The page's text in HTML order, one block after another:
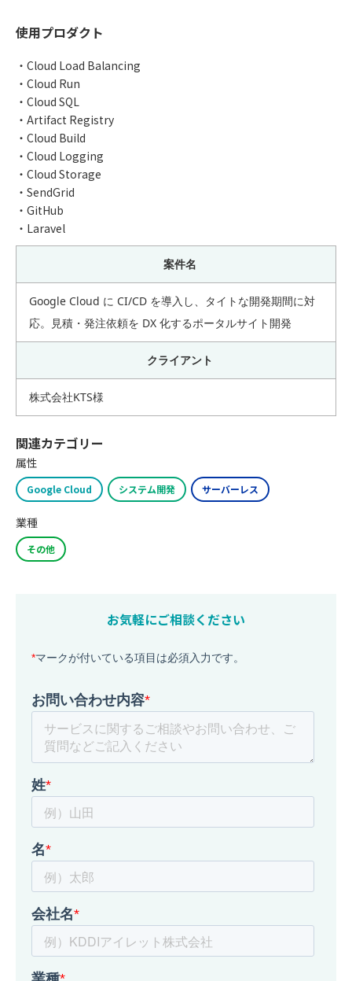
使用プロダクト
・Cloud Load Balancing
・Cloud Run
・Cloud SQL
・Artifact Registry
・Cloud Build
・Cloud Logging
・Cloud Storage
・SendGrid
・GitHub
・Laravel
案件名
Google Cloud に CI/CD を導入し、タイトな開発期間に対
応。見積・発注依頼を DX 化するポータルサイト開発
クライアント
株式会社KTS様
関連カテゴリー
属性
Google Cloud システム開発 サーバーレス
業種
その他
お気軽にご相談ください